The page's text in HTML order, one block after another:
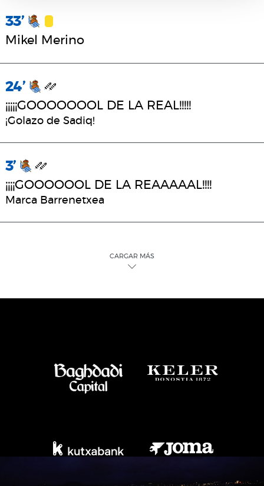
33’
Mikel Merino
24’
¡¡¡¡¡GOOOOOOOL DE LA REAL!!!!!
¡Golazo de Sadiq!
3’
¡¡¡¡GOOOOOOL DE LA REAAAAAL!!!!
Marca Barrenetxea
CARGAR MÁS